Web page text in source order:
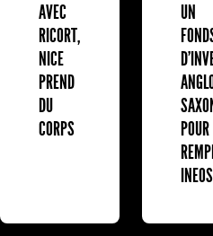
AVEC
RICORT,
NICE
PREND
DU
CORPS
UN
POUR